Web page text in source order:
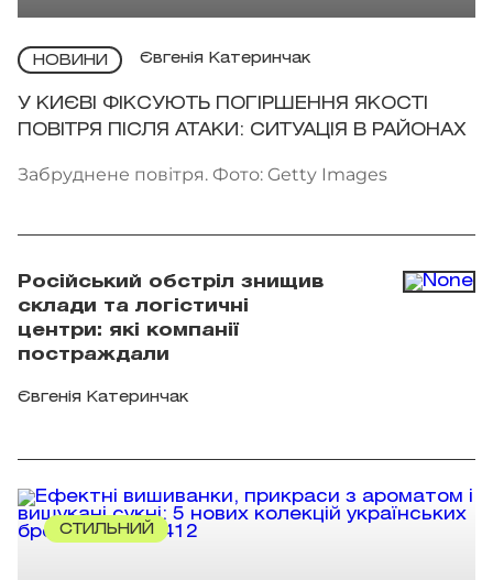
НОВИНИ Євгенія Катеринчак
У КИЄВІ ФІКСУЮТЬ ПОГІРШЕННЯ ЯКОСТІ
ПОВІТРЯ ПІСЛЯ АТАКИ: СИТУАЦІЯ В РАЙОНАХ
Забруднене повітря. Фото: Getty Images
Російський обстріл знищив
склади та логістичні
центри: які компанії
постраждали
Євгенія Катеринчак
СТИЛЬНИЙ